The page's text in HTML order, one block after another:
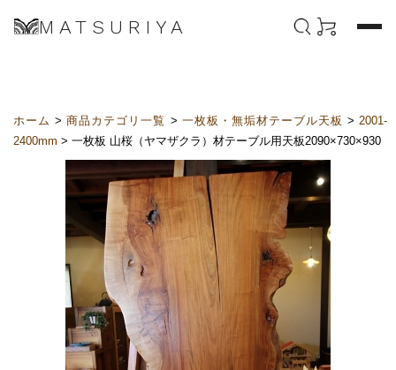
MATSURIYA
ホーム >商品カテゴリ一覧 > 一枚板・無垢材テーブル天板 >2001-
2400mm > 一枚板 山桜（ヤマザクラ）材テーブル用天板2090×730×930